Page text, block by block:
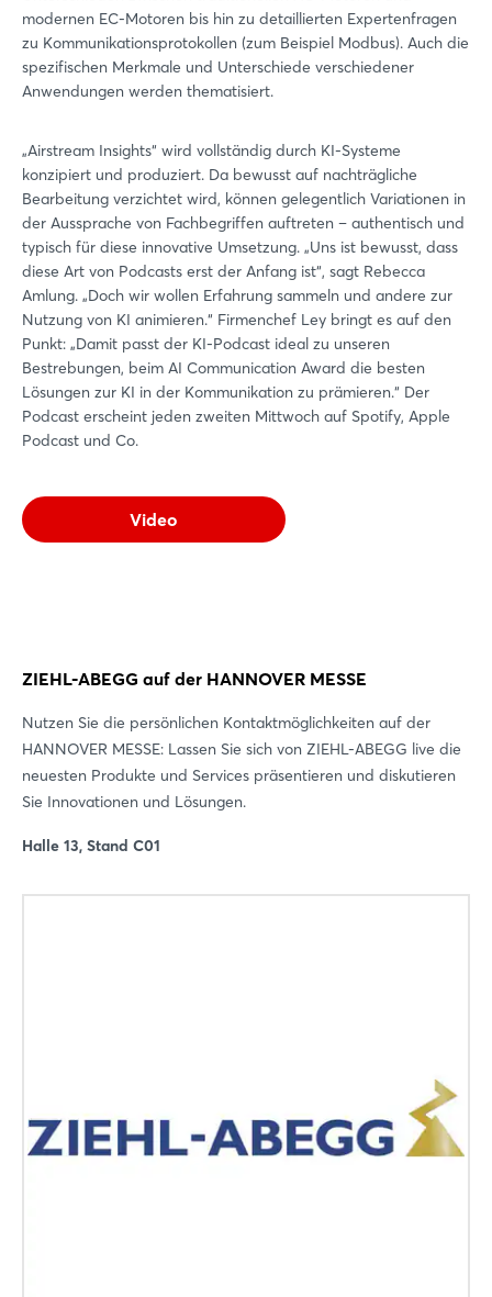
modernen EC-Motoren bis hin zu detaillierten Expertenfragen
zu Kommunikationsprotokollen (zum Beispiel Modbus). Auch die
spezifischen Merkmale und Unterschiede verschiedener
Anwendungen werden thematisiert.
„Airstream Insights“ wird vollständig durch KI-Systeme
konzipiert und produziert. Da bewusst auf nachträgliche
Bearbeitung verzichtet wird, können gelegentlich Variationen in
der Aussprache von Fachbegriffen auftreten – authentisch und
typisch für diese innovative Umsetzung. „Uns ist bewusst, dass
diese Art von Podcasts erst der Anfang ist“, sagt Rebecca
Amlung. „Doch wir wollen Erfahrung sammeln und andere zur
Nutzung von KI animieren.“ Firmenchef Ley bringt es auf den
Punkt: „Damit passt der KI-Podcast ideal zu unseren
Bestrebungen, beim AI Communication Award die besten
Lösungen zur KI in der Kommunikation zu prämieren.“ Der
Podcast erscheint jeden zweiten Mittwoch auf Spotify, Apple
Podcast und Co.
Video
ZIEHL-ABEGG auf der HANNOVER MESSE
Nutzen Sie die persönlichen Kontaktmöglichkeiten auf der
HANNOVER MESSE: Lassen Sie sich von ZIEHL-ABEGG live die
neuesten Produkte und Services präsentieren und diskutieren
Sie Innovationen und Lösungen.
Halle 13, Stand C01